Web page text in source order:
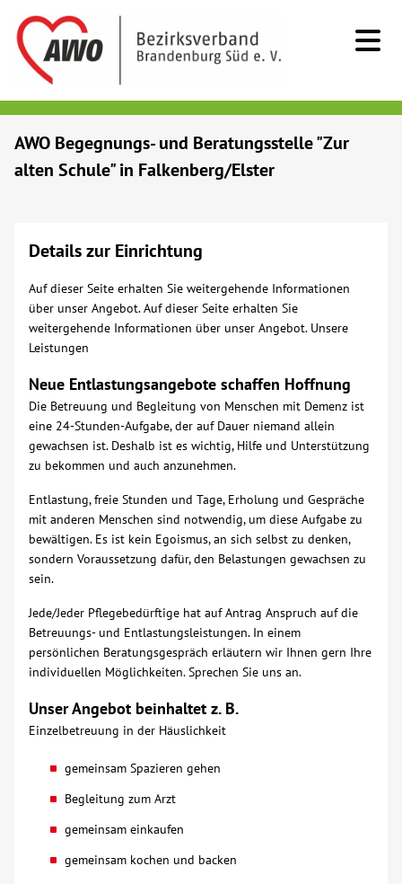
Senioren
Beratung & Hilfe
Begegnung
Bildung
Über uns
Spenden
Mitmachen
Karriere
Suche
AWO Begegnungs- und Beratungsstelle "Zur
alten Schule" in Falkenberg/Elster
Details zur Einrichtung
Auf dieser Seite erhalten Sie weitergehende Informationen
über unser Angebot. Auf dieser Seite erhalten Sie
weitergehende Informationen über unser Angebot. Unsere
Leistungen
Neue Entlastungsangebote schaffen Hoffnung
Die Betreuung und Begleitung von Menschen mit Demenz ist
eine 24-Stunden-Aufgabe, der auf Dauer niemand allein
gewachsen ist. Deshalb ist es wichtig, Hilfe und Unterstützung
zu bekommen und auch anzunehmen.
Entlastung, freie Stunden und Tage, Erholung und Gespräche
mit anderen Menschen sind notwendig, um diese Aufgabe zu
bewältigen. Es ist kein Egoismus, an sich selbst zu denken,
sondern Voraussetzung dafür, den Belastungen gewachsen zu
sein.
Jede/Jeder Pflegebedürftige hat auf Antrag Anspruch auf die
Betreuungs- und Entlastungsleistungen. In einem
persönlichen Beratungsgespräch erläutern wir Ihnen gern Ihre
individuellen Möglichkeiten. Sprechen Sie uns an.
Unser Angebot beinhaltet z. B.
Einzelbetreuung in der Häuslichkeit
gemeinsam Spazieren gehen
Begleitung zum Arzt
gemeinsam einkaufen
gemeinsam kochen und backen